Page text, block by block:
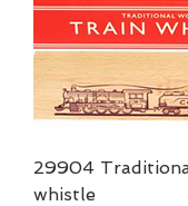
29904
whistle